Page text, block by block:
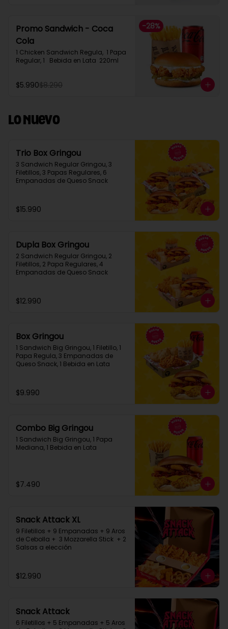
-28%
Promo Sandwich - Coca
Cola
1 Chicken Sandwich Regula,  1 Papa
Regular, 1   Bebida en Lata  220ml
$5.990$8.290
Lo Nuevo
Trio Box Gringou
3 Sandwich Regular Gringou, 3
Filetillos, 3 Papas Regulares, 6
Empanadas de Queso Snack
$15.990
Dupla Box Gringou
2 Sandwich Regular Gringou, 2
Filetillos, 2 Papa Regulares, 4
Empanadas de Queso Snack
$12.990
Box Gringou
1 Sandwich Big Gringou, 1 Filetillo, 1
Papa Regula, 3 Empanadas de
Queso Snack, 1 Bebida en Lata
$9.990
Combo Big Gringou
1 Sandwich Big Gringou, 1 Papa
Mediana, 1 Bebida en Lata
$7.490
Snack Attack XL
9 Filetillos + 9 Empanadas + 9 Aros
de Cebolla +  3 Mozzarella Stick  + 2
Salsas a elección
$12.990
Snack Attack
6 Filetillos + 5 Empanadas + 5 Aros